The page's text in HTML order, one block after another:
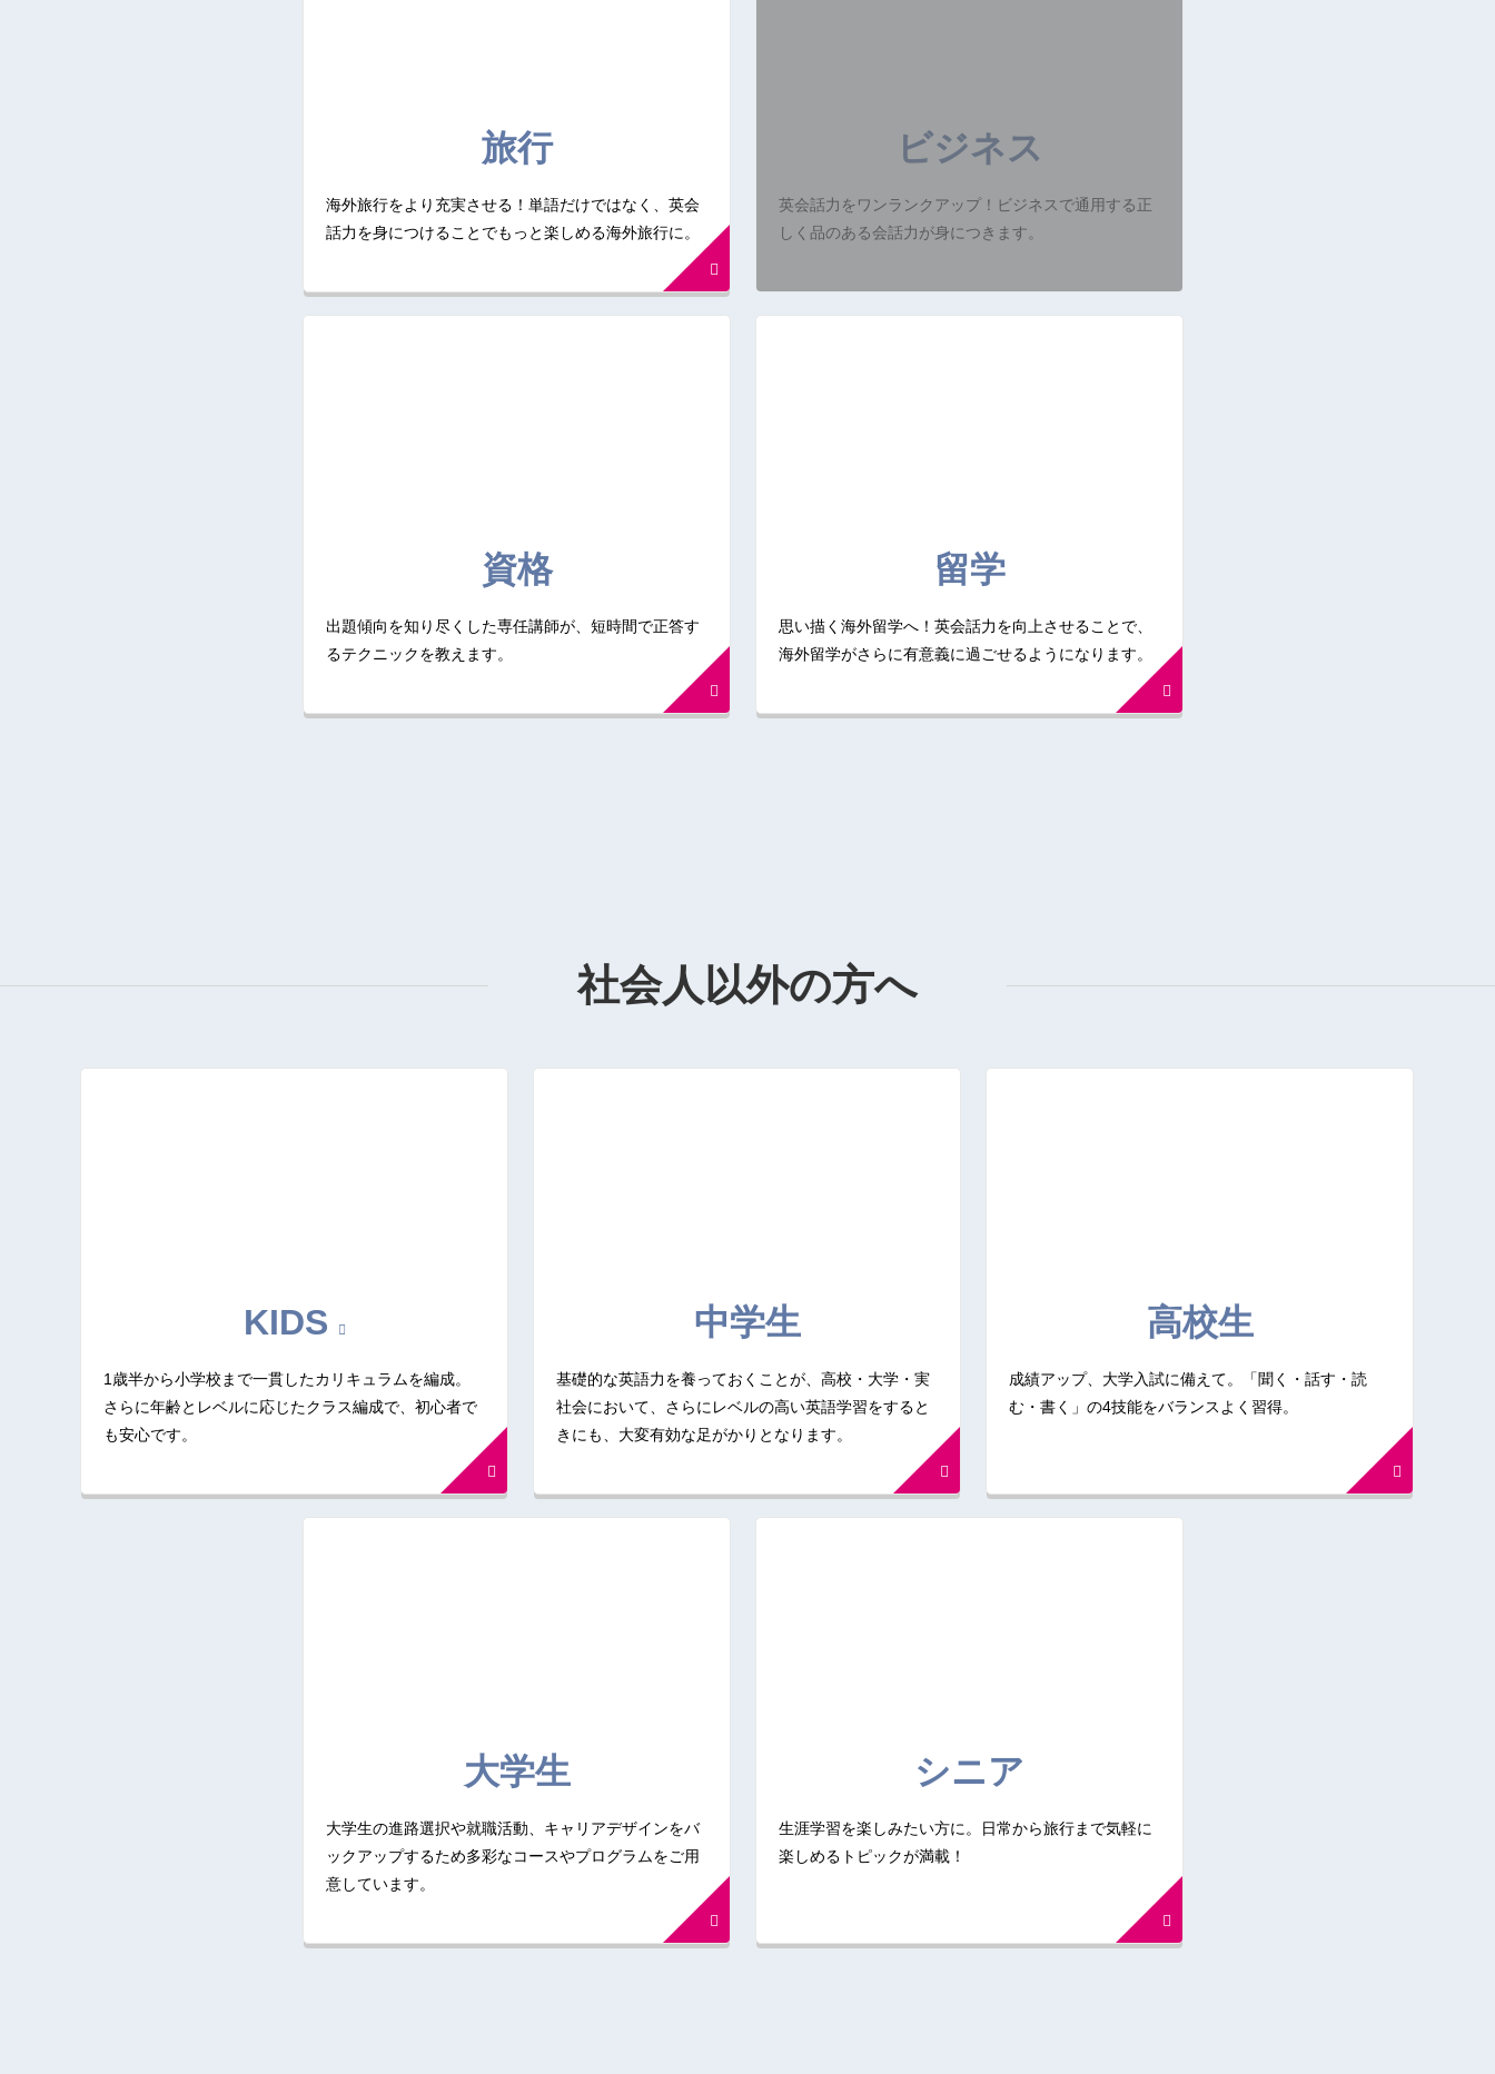
旅行
海外旅行をより充実させる！単語だけではなく、英会
話力を身につけることでもっと楽しめる海外旅行に。
ビジネス
英会話力をワンランクアップ！ビジネスで通用する正
しく品のある会話力が身につきます。
資格
出題傾向を知り尽くした専任講師が、短時間で正答す
るテクニックを教えます。
留学
思い描く海外留学へ！英会話力を向上させることで、
海外留学がさらに有意義に過ごせるようになります。
社会人以外の方へ
KIDS
1歳半から小学校まで一貫したカリキュラムを編成。
さらに年齢とレベルに応じたクラス編成で、初心者で
も安心です。
中学生
基礎的な英語力を養っておくことが、高校・大学・実
社会において、さらにレベルの高い英語学習をすると
きにも、大変有効な足がかりとなります。
高校生
成績アップ、大学入試に備えて。「聞く・話す・読
む・書く」の4技能をバランスよく習得。
大学生
大学生の進路選択や就職活動、キャリアデザインをバ
ックアップするため多彩なコースやプログラムをご用
意しています。
シニア
生涯学習を楽しみたい方に。日常から旅行まで気軽に
楽しめるトピックが満載！